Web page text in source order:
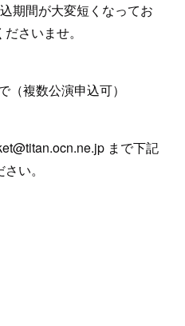
期間が大変短くなってお
さいませ。
複数公演申込可）
まで下記
い。